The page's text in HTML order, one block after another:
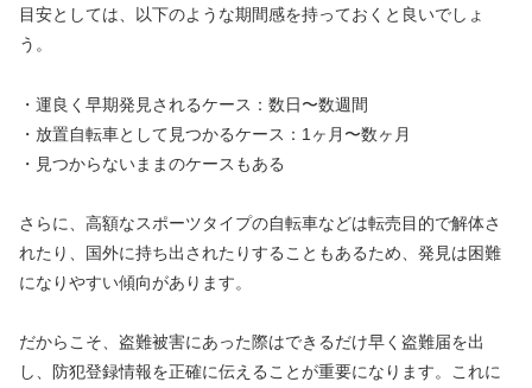
目安としては、以下のような期間感を持っておくと良いでしょ
う。
・運良く早期発見されるケース：数日〜数週間
・放置自転車として見つかるケース：1ヶ月〜数ヶ月
・見つからないままのケースもある
さらに、高額なスポーツタイプの自転車などは転売目的で解体さ
れたり、国外に持ち出されたりすることもあるため、発見は困難
になりやすい傾向があります。
だからこそ、盗難被害にあった際はできるだけ早く盗難届を出
し、防犯登録情報を正確に伝えることが重要になります。これに